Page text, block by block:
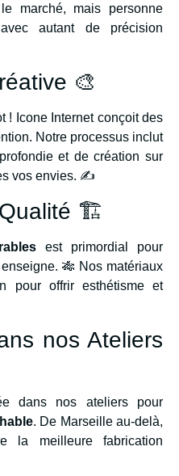
marché, mais personne
autant de précision
🎨
! Icone Internet conçoit des
Notre processus inclut
et de création sur
vos envies. ✍️
🏗️
est primordial pour
🎋 Nos matériaux
pour offrir esthétisme et
nos Ateliers
dans nos ateliers pour
. De Marseille au-delà,
la meilleure fabrication